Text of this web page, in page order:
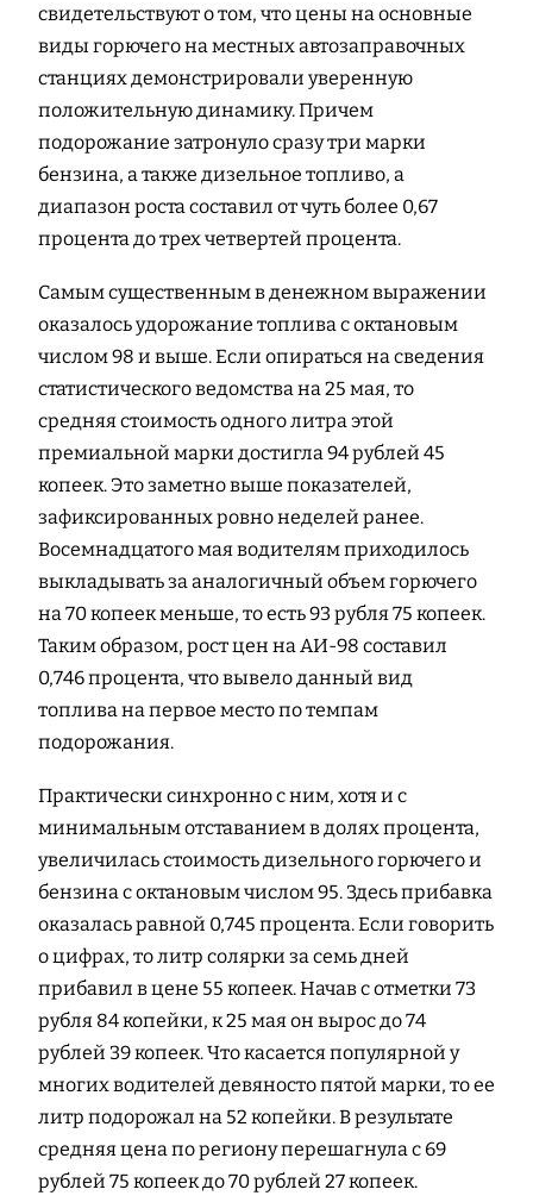
свидетельствуют о том, что цены на основные
виды горючего на местных автозаправочных
станциях демонстрировали уверенную
положительную динамику. Причем
подорожание затронуло сразу три марки
бензина, а также дизельное топливо, а
диапазон роста составил от чуть более 0,67
процента до трех четвертей процента.
Самым существенным в денежном выражении
оказалось удорожание топлива с октановым
числом 98 и выше. Если опираться на сведения
статистического ведомства на 25 мая, то
средняя стоимость одного литра этой
премиальной марки достигла 94 рублей 45
копеек. Это заметно выше показателей,
зафиксированных ровно неделей ранее.
Восемнадцатого мая водителям приходилось
выкладывать за аналогичный объем горючего
на 70 копеек меньше, то есть 93 рубля 75 копеек.
Таким образом, рост цен на АИ-98 составил
0,746 процента, что вывело данный вид
топлива на первое место по темпам
подорожания.
Практически синхронно с ним, хотя и с
минимальным отставанием в долях процента,
увеличилась стоимость дизельного горючего и
бензина с октановым числом 95. Здесь прибавка
оказалась равной 0,745 процента. Если говорить
о цифрах, то литр солярки за семь дней
прибавил в цене 55 копеек. Начав с отметки 73
рубля 84 копейки, к 25 мая он вырос до 74
рублей 39 копеек. Что касается популярной у
многих водителей девяносто пятой марки, то ее
литр подорожал на 52 копейки. В результате
средняя цена по региону перешагнула с 69
рублей 75 копеек до 70 рублей 27 копеек.